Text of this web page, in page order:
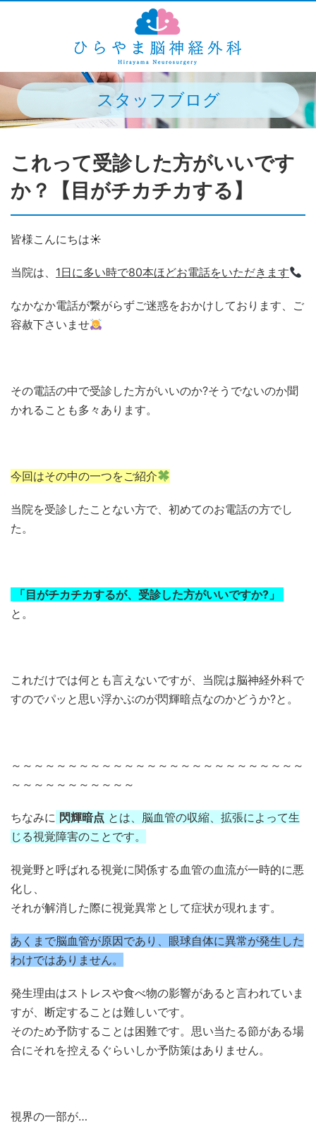
スタッフブログ
これって受診した方がいいです
か？【目がチカチカする】
皆様こんにちは☀
当院は、 1日に多い時で80本ほどお電話をいただきます
なかなか電話が繋がらずご迷惑をおかけしております、ご
容赦下さいませ
その電話の中で受診した方がいいのか?そうでないのか聞
かれることも多々あります。
今回はその中の一つをご紹介
当院を受診したことない方で、初めてのお電話の方でし
た。
「目がチカチカするが、受診した方がいいですか?」
と。
これだけでは何とも言えないですが、当院は脳神経外科で
すのでパッと思い浮かぶのが閃輝暗点なのかどうか?と。
～～～～～～～～～～～～～～～～～～～～～～～～～～
～～～～～～～～～～～
ちなみに 閃輝暗点 とは、脳血管の収縮、拡張によって生
じる視覚障害のことです。
視覚野と呼ばれる視覚に関係する血管の血流が一時的に悪
化し、
それが解消した際に視覚異常として症状が現れます。
あくまで脳血管が原因であり、眼球自体に異常が発生した
わけではありません。
発生理由はストレスや食べ物の影響があると言われていま
すが、断定することは難しいです。
そのため予防することは困難です。思い当たる節がある場
合にそれを控えるぐらいしか予防策はありません。
視界の一部が…